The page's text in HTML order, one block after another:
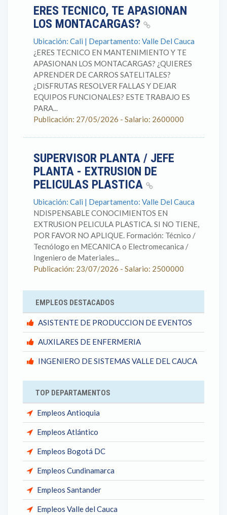
ERES TECNICO, TE APASIONAN
LOS MONTACARGAS?
Ubicación: Cali | Departamento: Valle Del Cauca
¿ERES TECNICO EN MANTENIMIENTO Y TE
APASIONAN LOS MONTACARGAS? ¿QUIERES
APRENDER DE CARROS SATELITALES?
¿DISFRUTAS RESOLVER FALLAS Y DEJAR
EQUIPOS FUNCIONALES? ESTE TRABAJO ES
PARA...
Publicación: 27/05/2026 - Salario: 2600000
SUPERVISOR PLANTA / JEFE
PLANTA - EXTRUSION DE
PELICULAS PLASTICA
Ubicación: Cali | Departamento: Valle Del Cauca
NDISPENSABLE CONOCIMIENTOS EN
EXTRUSION PELICULA PLASTICA. SI NO TIENE,
POR FAVOR NO APLIQUE. Formación: Técnico /
Tecnólogo en MECANICA o Electromecanica /
Ingeniero de Materiales...
Publicación: 23/07/2026 - Salario: 2500000
EMPLEOS DESTACADOS
ASISTENTE DE PRODUCCION DE EVENTOS
AUXILARES DE ENFERMERIA
INGENIERO DE SISTEMAS VALLE DEL CAUCA
TOP DEPARTAMENTOS
Empleos Antioquia
Empleos Atlántico
Empleos Bogotá DC
Empleos Cundinamarca
Empleos Santander
Empleos Valle del Cauca